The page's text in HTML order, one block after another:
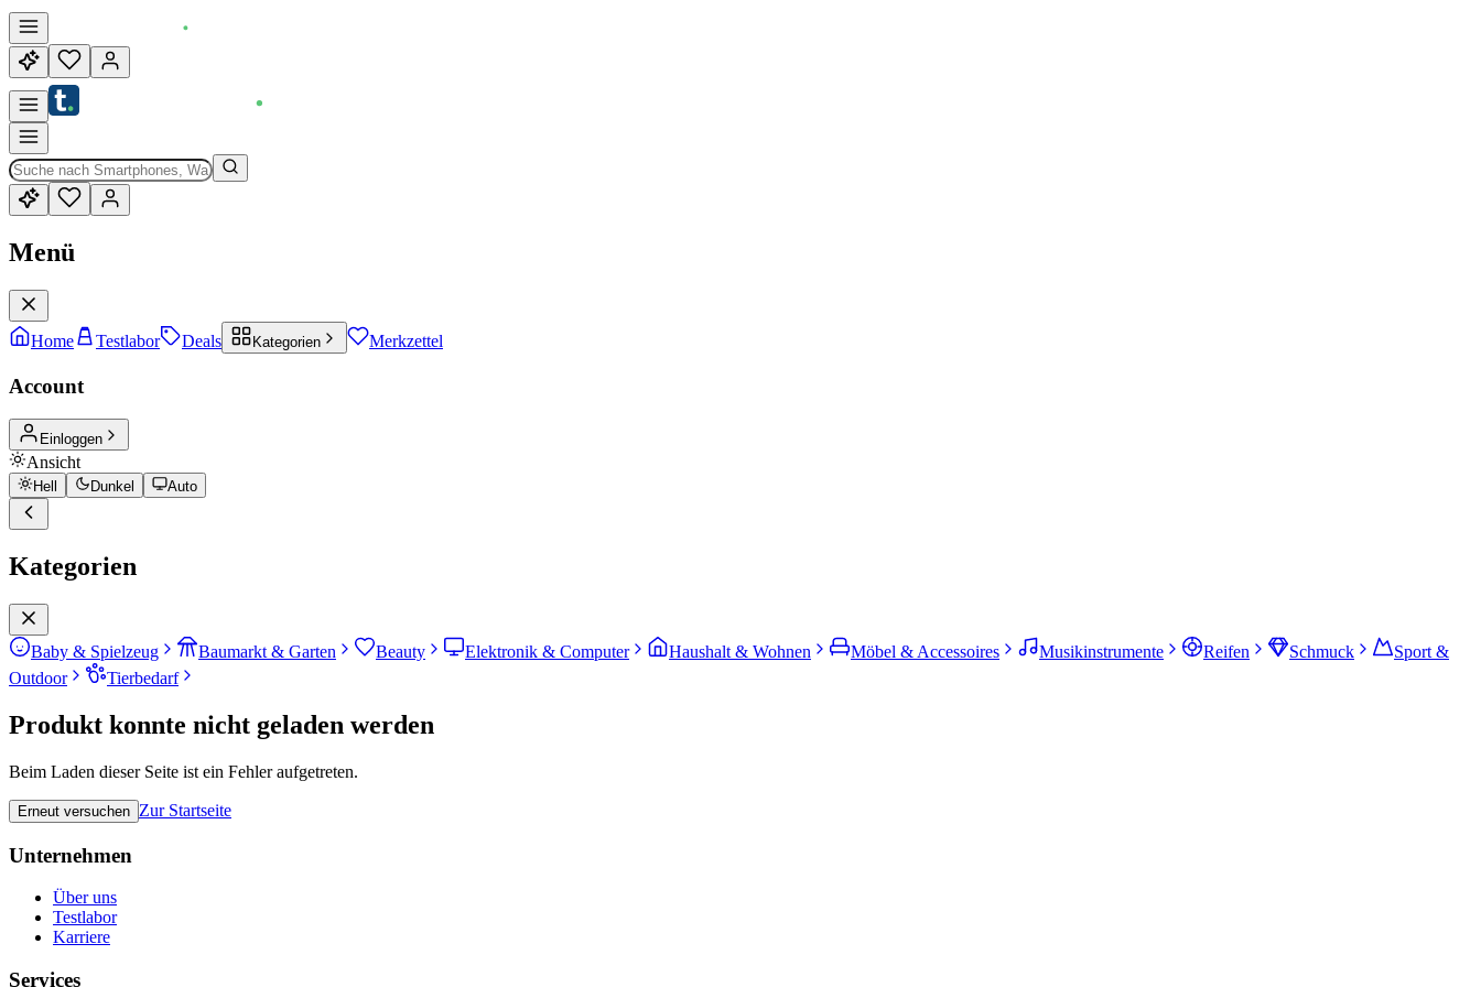
Menü
Home Testlabor Deals Kategorien Merkzettel
Account
Einloggen
Ansicht
Hell Dunkel Auto
Kategorien
Baby & Spielzeug Baumarkt & Garten Beauty Elektronik & Computer Haushalt & Wohnen Möbel & Accessoires Musikinstrumente Reifen Schmuck
Sport &
Outdoor
Tierbedarf
Produkt konnte nicht geladen werden
Beim Laden dieser Seite ist ein Fehler aufgetreten.
Erneut versuchen Zur Startseite
Unternehmen
Über uns
Testlabor
Karriere
Services